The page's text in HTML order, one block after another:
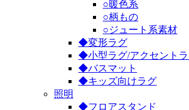
○暖色系
○柄もの
○ジュート系素材
◆変形ラグ
◆小型ラグ/アクセント
◆バスマット
◆キッズ向けラグ
照明
◆フロアスタンド